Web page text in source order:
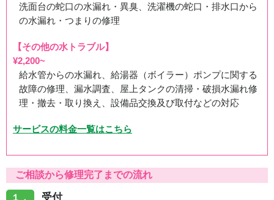
洗面台の蛇口の水漏れ・異臭、洗濯機の蛇口・排水口から
の水漏れ・つまりの修理
【その他の水トラブル】
¥2,200~
給水管からの水漏れ、給湯器（ボイラー）ポンプに関する
故障の修理、漏水調査、屋上タンクの清掃・破損水漏れ修
理・撤去・取り換え、設備品交換及び取付などの対応
サービスの料金一覧はこちら
ご相談から修理完了までの流れ
１． 受付